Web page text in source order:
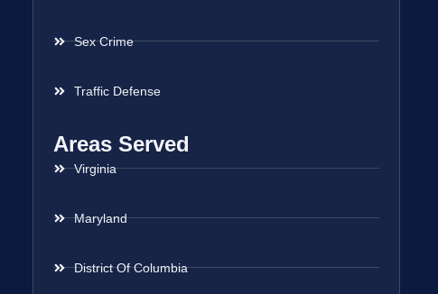
Sex Crime
Traffic Defense
Areas Served
Virginia
Maryland
District Of Columbia